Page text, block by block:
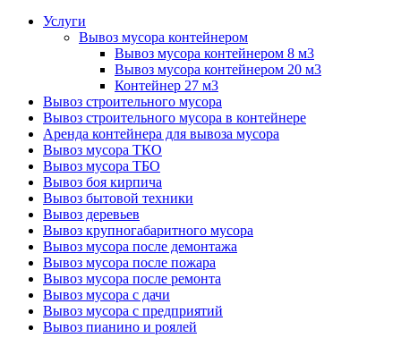
Услуги
Вывоз мусора контейнером
Вывоз мусора контейнером 8 м3
Вывоз мусора контейнером 20 м3
Контейнер 27 м3
Вывоз строительного мусора
Вывоз строительного мусора в контейнере
Аренда контейнера для вывоза мусора
Вывоз мусора ТКО
Вывоз мусора ТБО
Вывоз боя кирпича
Вывоз бытовой техники
Вывоз деревьев
Вывоз крупногабаритного мусора
Вывоз мусора после демонтажа
Вывоз мусора после пожара
Вывоз мусора после ремонта
Вывоз мусора с дачи
Вывоз мусора с предприятий
Вывоз пианино и роялей